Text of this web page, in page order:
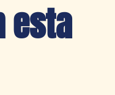
esta